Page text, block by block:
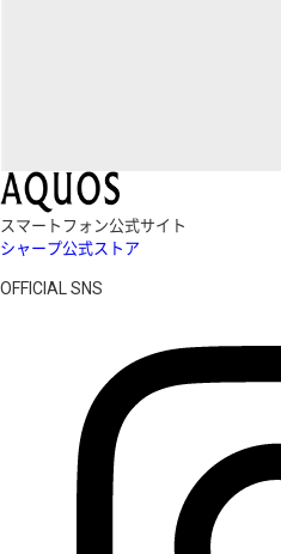
スマートフォン公式サイト
シャープ公式ストア
OFFICIAL SNS